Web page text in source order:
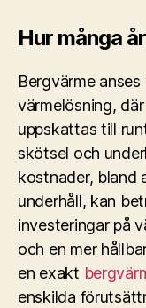
Hur många
Bergvärme
värmelösning,
uppskattas till
skötsel och
kostnader, bland
underhåll, kan
investeringar på
och en mer
en exakt
enskilda